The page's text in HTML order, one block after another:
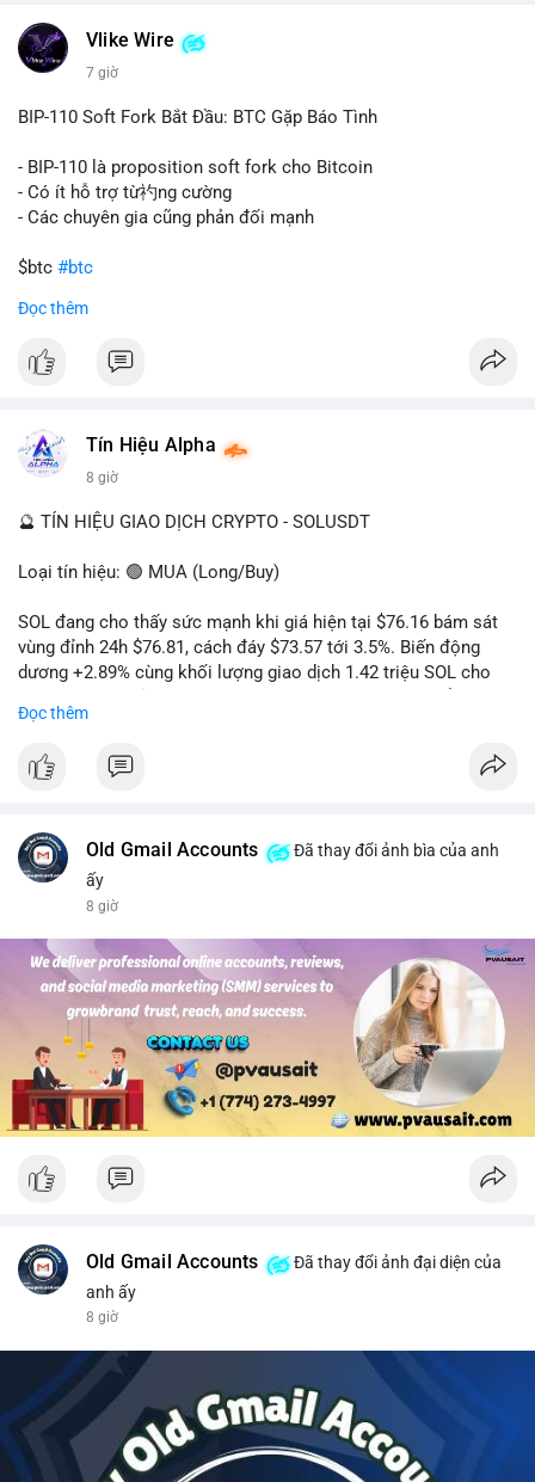
này có thể phản ánh ba kịch bản chính: thứ nhất, cá voi đang
chuẩn bị thanh khoản bằng cách chuyển lên sàn giao dịch, tạo
để nắm giữ dài hạn, thể hiện niềm tin vào xu hướng tăng; thứ
tán rủi ro. Với mức giá 65K, khối lượng này không quá lớn để
gây sốc thanh khoản tức thời, nhưng vẫn đủ sức tạo biến động
tâm lý ngắn hạn nếu hướng đến sàn tập trung.
Lời khuyên cho nhà đầu tư nhỏ lẻ:
hướng đi của dòng tiền. Tránh hành động theo cảm xúc, ưu
rõ ràng về đích đến của số BTC này.
#dongtienlon
Vlike Wire
7 giờ
BIP-110 Soft Fork Bắt Đầu: BTC Gặp Báo Tình
- BIP-110 là proposition soft fork cho Bitcoin
- Có ít hỗ trợ từ礿ng cường
- Các chuyên gia cũng phản đối mạnh
$btc #btc
#vlikevn
📰 Nguồn: CoinDesk
Đọc thêm
Tín Hiệu Alpha
8 giờ
🔮 TÍN HIỆU GIAO DỊCH CRYPTO - SOLUSDT
Loại tín hiệu: 🟢 MUA (Long/Buy)
SOL đang cho thấy sức mạnh khi giá hiện tại $76.16 bám sát
vùng đỉnh 24h $76.81, cách đáy $73.57 tới 3.5%. Biến động
dương +2.89% cùng khối lượng giao dịch 1.42 triệu SOL cho
hoàn toàn nhịp điều chỉnh.
Khuyến nghị giao dịch cụ thể:
- Mục tiêu chốt lời: TP1: 77.50, TP2: 78.80
- Cắt lỗ: 74.90 (dưới vùng hỗ trợ gần nhất)
chốt 50% vị thế tại TP1 và dời stop loss về điểm hòa vốn.
#solusdt #longsol #vung76 #breakoutsol #lenhmuasol
Đọc thêm
Old Gmail Accounts
Đã thay đổi ảnh bìa của anh
ấy
8 giờ
Old Gmail Accounts
Đã thay đổi ảnh đại diện của
anh ấy
8 giờ